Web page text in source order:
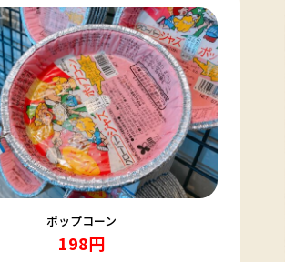
ポップコーン
198円